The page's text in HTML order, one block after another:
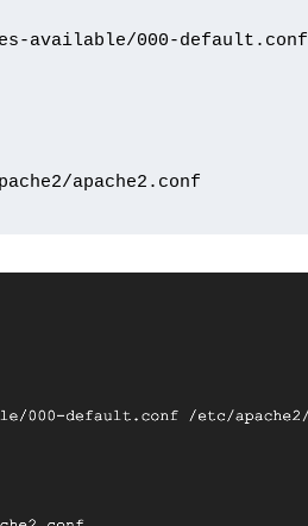
available/000-default.conf